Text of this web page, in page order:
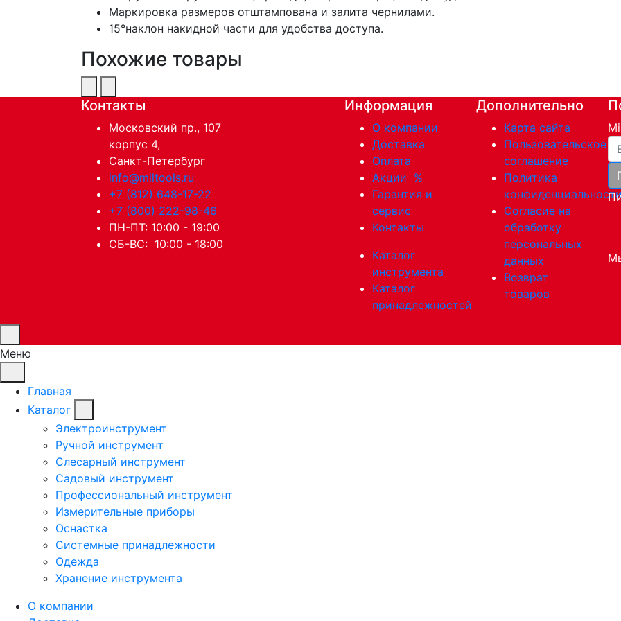
Маркировка размеров отштампована и залита чернилами.
15°наклон накидной части для удобства доступа.
Похожие товары
Контакты
Московский пр., 107
корпус 4,
Санкт-Петербург
info@miltools.ru
+7 (812) 648-17-22
+7 (800) 222-98-46
ПН-ПТ: 10:00 - 19:00
СБ-ВС: 10:00 - 18:00
Информация
О компании
Доставка
Оплата
Акции %
Гарантия и
сервис
Контакты
Каталог
инструмента
Каталог
принадлежностей
Дополнительно
Карта сайта
Пользовательское
соглашение
Политика
Согласие на
обработку
персональных
данных
Возврат
товаров
Меню
Главная
Каталог
Электроинструмент
Ручной инструмент
Слесарный инструмент
Садовый инструмент
Профессиональный инструмент
Измерительные приборы
Оснастка
Системные принадлежности
Одежда
Хранение инструмента
О компании